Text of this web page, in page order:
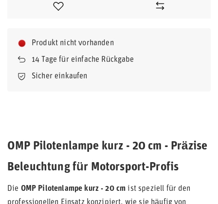
Produkt nicht vorhanden
14 Tage für einfache Rückgabe
Sicher einkaufen
OMP Pilotenlampe kurz - 20 cm - Präzise
Beleuchtung für Motorsport-Profis
Die OMP Pilotenlampe kurz - 20 cm ist speziell für den